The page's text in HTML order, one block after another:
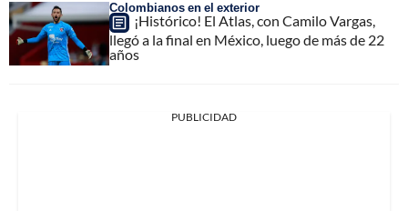
Colombianos en el exterior
¡Histórico! El Atlas, con Camilo Vargas,
llegó a la final en México, luego de más de 22
años
PUBLICIDAD